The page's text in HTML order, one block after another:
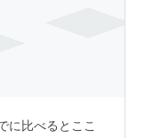
に比べるとここ